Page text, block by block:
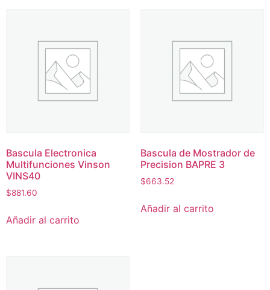
Bascula Electronica
Multifunciones Vinson
VINS40
$881.60
Añadir al carrito
Bascula de Mostrador de
Precision BAPRE 3
$663.52
Añadir al carrito